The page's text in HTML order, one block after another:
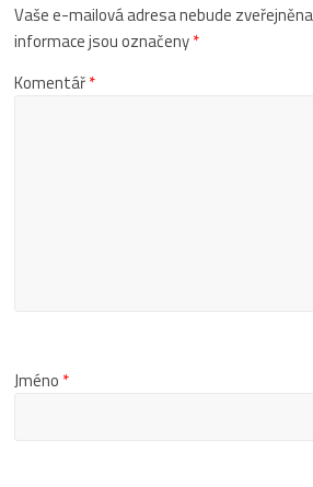
Vaše e-mailová adresa nebude
informace jsou označeny*
Komentář*
Jméno *